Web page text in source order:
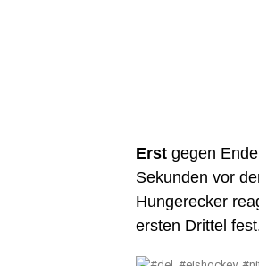
Erst gegen
Sekunden vor
Hungerecker
ersten Drittel